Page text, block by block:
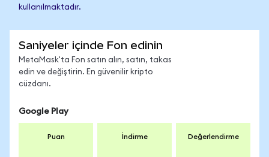
kullanılmaktadır.
Saniyeler içinde Fon edinin
MetaMask'ta Fon satın alın, satın, takas
edin ve değiştirin. En güvenilir kripto
cüzdanı.
Google Play
Puan İndirme Değerlendirme